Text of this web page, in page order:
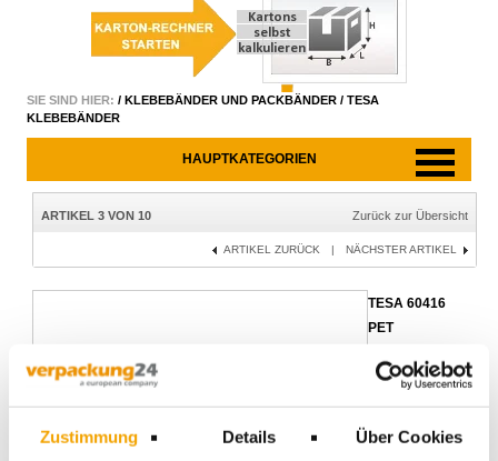
Zustimmung Details Über Cookies
SIE SIND HIER: / KLEBEBÄNDER UND PACKBÄNDER / TESA
KLEBEBÄNDER
HAUPTKATEGORIEN
ARTIKEL 3 VON 10 Zurück zur Übersicht
ARTIKEL ZURÜCK | NÄCHSTER ARTIKEL
TESA 60416
PET
transparent,